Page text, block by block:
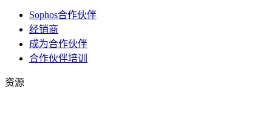
Sophos合作伙伴
经销商
成为合作伙伴
合作伙伴培训
资源